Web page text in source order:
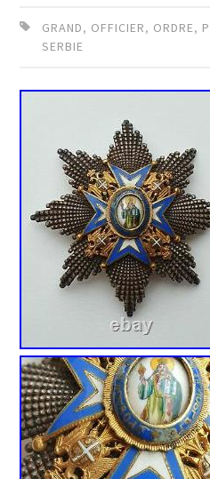
GRAND, OFFICIER, ORDRE,
SERBIE